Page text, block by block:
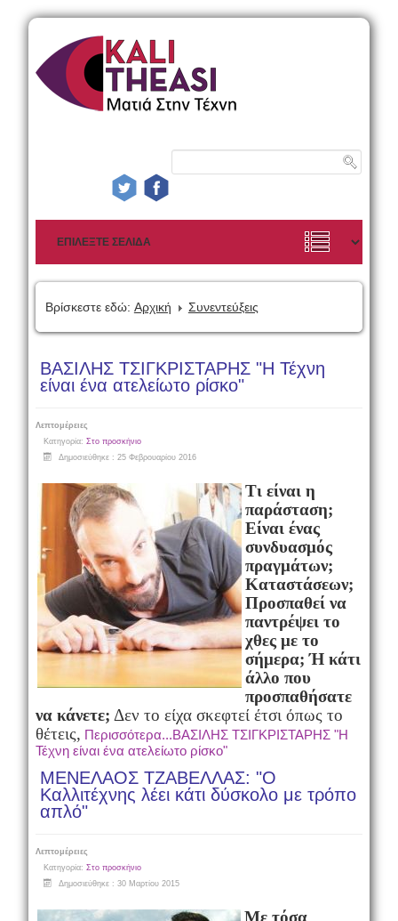
Βρίσκεστε εδώ: Αρχική Συνεντεύξεις
ΒΑΣΙΛΗΣ ΤΣΙΓΚΡΙΣΤΑΡΗΣ "Η Τέχνη
είναι ένα ατελείωτο ρίσκο"
Λεπτομέρειες
Κατηγορία: Στο προσκήνιο
Δημοσιεύθηκε : 25 Φεβρουαρίου 2016
Τι είναι η
παράσταση;
Είναι ένας
συνδυασμός
πραγμάτων;
Καταστάσεων;
Προσπαθεί να
παντρέψει το
χθες με το
σήμερα; Ή κάτι
άλλο που
προσπαθήσατε
να κάνετε; Δεν το είχα σκεφτεί έτσι όπως το
θέτεις, Περισσότερα...ΒΑΣΙΛΗΣ ΤΣΙΓΚΡΙΣΤΑΡΗΣ "Η
Τέχνη είναι ένα ατελείωτο ρίσκο"
ΜΕΝΕΛΑΟΣ ΤΖΑΒΕΛΛΑΣ: "Ο
Καλλιτέχνης λέει κάτι δύσκολο με τρόπο
απλό"
Λεπτομέρειες
Κατηγορία: Στο προσκήνιο
Δημοσιεύθηκε : 30 Μαρτίου 2015
Με τόσα